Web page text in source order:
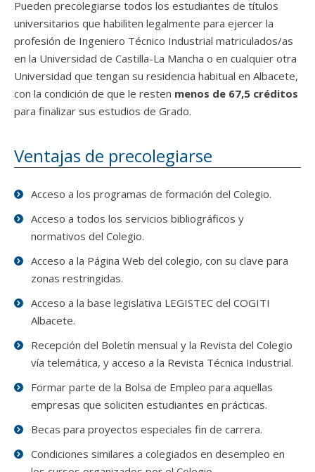
Pueden precolegiarse todos los estudiantes de títulos
universitarios que habiliten legalmente para ejercer la
profesión de Ingeniero Técnico Industrial matriculados/as
en la Universidad de Castilla-La Mancha o en cualquier otra
Universidad que tengan su residencia habitual en Albacete,
con la condición de que le resten menos de 67,5 créditos
para finalizar sus estudios de Grado.
Ventajas de precolegiarse
Acceso a los programas de formación del Colegio.
Acceso a todos los servicios bibliográficos y
normativos del Colegio.
Acceso a la Página Web del colegio, con su clave para
zonas restringidas.
Acceso a la base legislativa LEGISTEC del COGITI
Albacete.
Recepción del Boletín mensual y la Revista del Colegio
vía telemática, y acceso a la Revista Técnica Industrial.
Formar parte de la Bolsa de Empleo para aquellas
empresas que soliciten estudiantes en prácticas.
Becas para proyectos especiales fin de carrera.
Condiciones similares a colegiados en desempleo en